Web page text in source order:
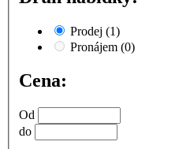
Prodej (1)
Pronájem (0)
Cena:
Od
do